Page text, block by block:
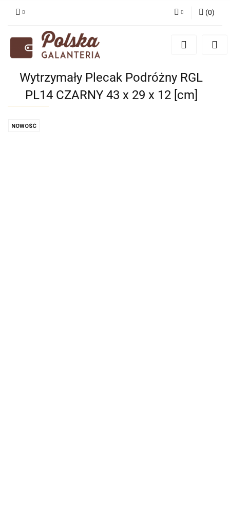
Zaloguj się
Zgody cookies
(0)
Wytrzymały Plecak Podróżny RGL
PL14 CZARNY 43 x 29 x 12 [cm]
NOWOŚĆ